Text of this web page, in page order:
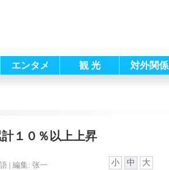
エンタメ 観 光 対外関係
１０％以上上昇
| 編集: 张一 小 中 大